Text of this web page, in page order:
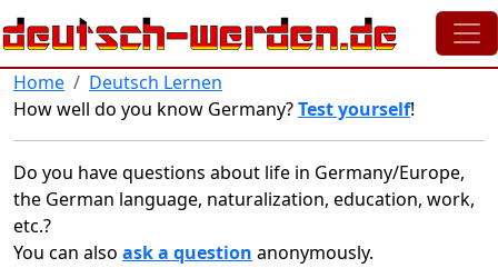
Skip to main content
Home
Deutsch Lernen
How well do you know Germany?Test yourself!
Do you have questions about life in Germany/Europe,
the German language, naturalization, education, work,
etc.?
You can also ask a question anonymously.